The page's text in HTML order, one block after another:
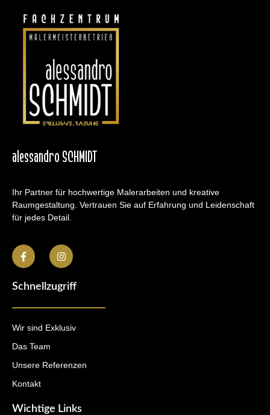
alessandro SCHMIDT
Ihr Partner für hochwertige Malerarbeiten und kreative
Raumgestaltung. Vertrauen Sie auf Erfahrung und Leidenschaft
für jedes Detail.
Schnellzugriff
Wir sind Exklusiv
Das Team
Unsere Referenzen
Kontakt
Wichtige Links